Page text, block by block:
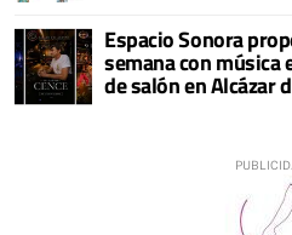
Espacio Sonora
semana con música
de salón en Alcázar